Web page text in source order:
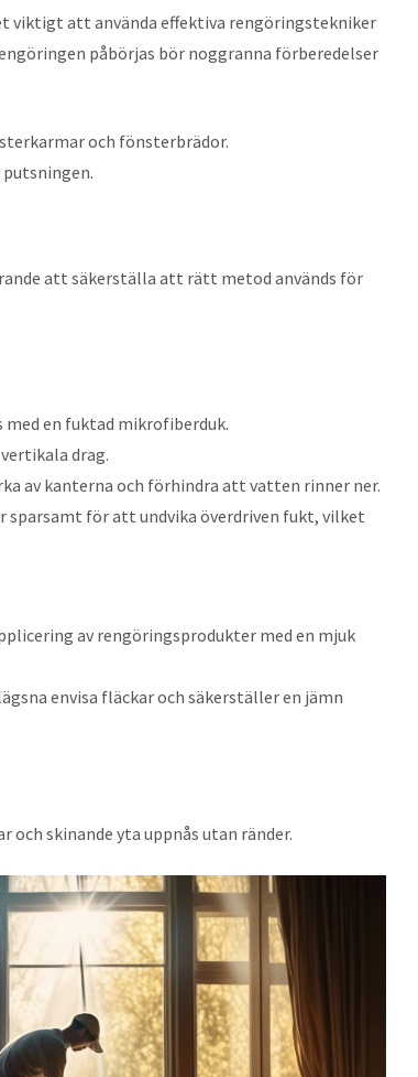
att använda effektiva rengöringstekniker
påbörjas bör noggranna förberedelser
och fönsterbrädor.
att säkerställa att rätt metod används för
en fuktad mikrofiberduk.
drag.
av kanterna och förhindra att vatten rinner ner.
sparsamt för att undvika överdriven fukt, vilket
av rengöringsprodukter med en mjuk
envisa fläckar och säkerställer en jämn
och skinande yta uppnås utan ränder.